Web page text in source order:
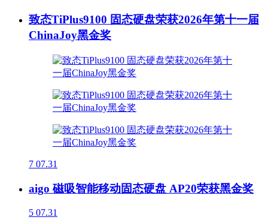
致态TiPlus9100 固态硬盘荣获2026年第十一届
ChinaJoy黑金奖
7 07.31
aigo 磁吸智能移动固态硬盘 AP20荣获黑金奖
5 07.31